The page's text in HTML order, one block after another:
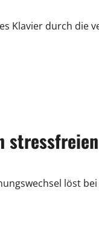
Klavier durch die
löst